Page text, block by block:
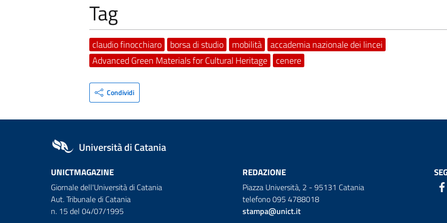
Tag
claudio finocchiaro borsa di studio mobilità
accademia nazionale dei lincei
Advanced Green Materials for Cultural Heritage
cenere
Condividi
Università di Catania
UNICTMAGAZINE
Giornale dell'Università di Catania
Aut. Tribunale di Catania
n. 15 del 04/07/1995
REDAZIONE
Piazza Università, 2 - 95131 Catania
telefono 095 4788018
stampa@unict.it